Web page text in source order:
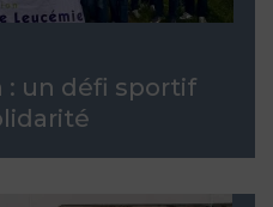
: un défi sportif